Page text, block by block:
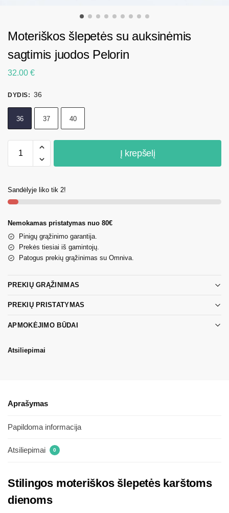
Moteriškos šlepetės su auksinėmis
sagtimis juodos Pelorin
32.00 €
DYDIS: 36
36 37 40
Į krepšelį
Sandėlyje liko tik 2!
Nemokamas pristatymas nuo 80€
Pinigų grąžinimo garantija.
Prekės tiesiai iš gamintojų.
Patogus prekių grąžinimas su Omniva.
PREKIŲ GRĄŽINIMAS
PREKIŲ PRISTATYMAS
APMOKĖJIMO BŪDAI
Atsiliepimai
Aprašymas
Papildoma informacija
Atsiliepimai 0
Stilingos moteriškos šlepetės karštoms
dienoms